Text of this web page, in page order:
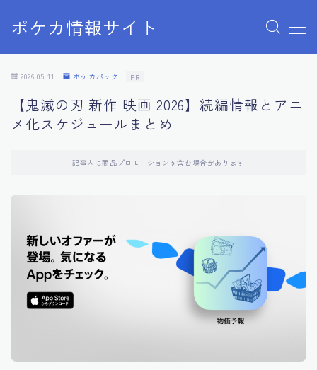
ポケカ情報サイト
MENU
Home
プライバシーポリシー
利用規約
2026.05.11 ポケカパック PR
【鬼滅の刃 新作 映画 2026】続編情報とアニ
メ化スケジュールまとめ
記事内に商品プロモーションを含む場合があります